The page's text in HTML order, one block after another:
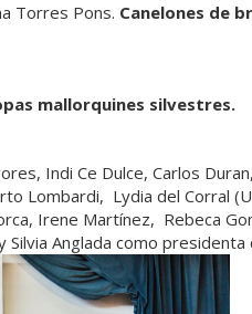
Torres Pons. Canelones de
mallorquines silvestres.
Indi Ce Dulce, Carlos
Lombardi, Lydia del Corral
Irene Martínez, Rebeca
Silvia Anglada como presidenta